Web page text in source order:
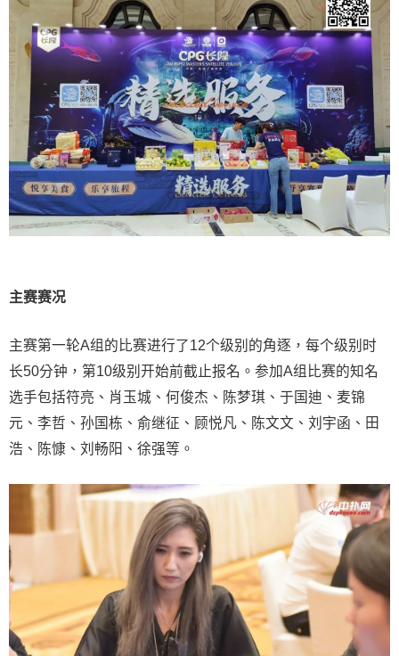
主赛赛况
主赛第一轮A组的比赛进行了12个级别的角逐，每个级别时
长50分钟，第10级别开始前截止报名。参加A组比赛的知名
选手包括符亮、肖玉城、何俊杰、陈梦琪、于国迪、麦锦
元、李哲、孙国栋、俞继征、顾悦凡、陈文文、刘宇函、田
浩、陈慷、刘畅阳、徐强等。